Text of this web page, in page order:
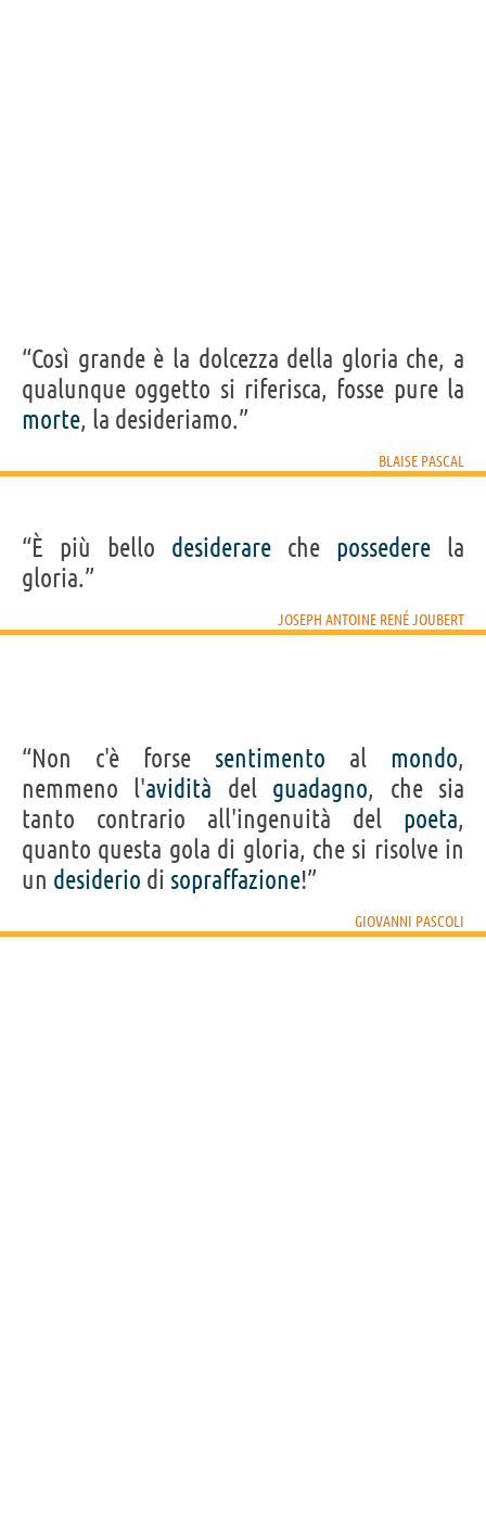
“Così grande è la dolcezza della gloria che, a
qualunque oggetto si riferisca, fosse pure la
morte, la desideriamo.”
BLAISE PASCAL
“È più bello desiderare che possedere la
gloria.”
JOSEPH ANTOINE RENÉ JOUBERT
“Non c'è forse sentimento al mondo,
nemmeno l'avidità del guadagno, che sia
tanto contrario all'ingenuità del poeta,
quanto questa gola di gloria, che si risolve in
un desiderio di sopraffazione!”
GIOVANNI PASCOLI